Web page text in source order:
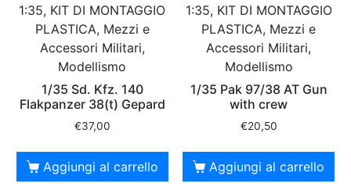
1:35, KIT DI MONTAGGIO
PLASTICA, Mezzi e
Accessori Militari,
Modellismo
1/35 Sd. Kfz. 140
Flakpanzer 38(t) Gepard
€37,00
Aggiungi al carrello
1:35, KIT DI MONTAGGIO
PLASTICA, Mezzi e
Accessori Militari,
Modellismo
1/35 Pak 97/38 AT Gun
with crew
€20,50
Aggiungi al carrello